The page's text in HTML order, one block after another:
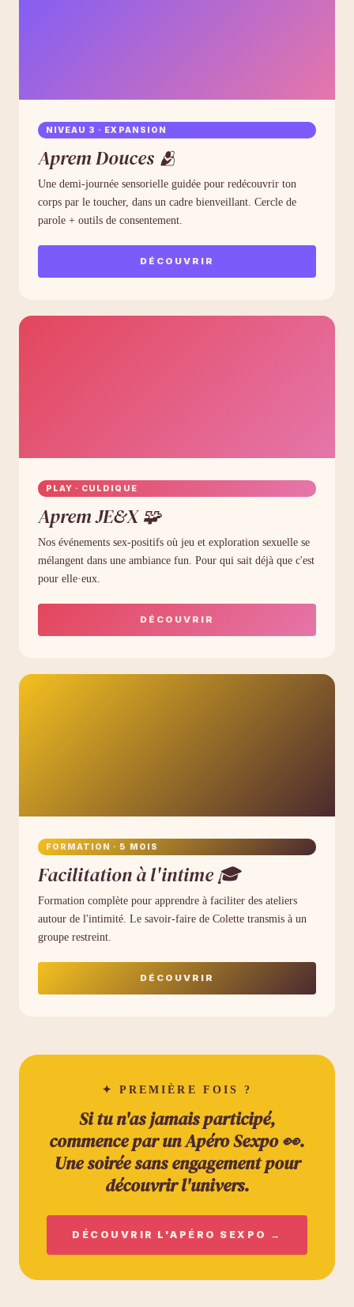
NIVEAU 3 · EXPANSION
Aprem Douces 🫂
Une demi-journée sensorielle guidée pour redécouvrir ton
corps par le toucher, dans un cadre bienveillant. Cercle de
parole + outils de consentement.
DÉCOUVRIR
PLAY · CULDIQUE
Aprem JE&X 🧩
Nos événements sex-positifs où jeu et exploration sexuelle se
mélangent dans une ambiance fun. Pour qui sait déjà que c'est
pour elle·eux.
DÉCOUVRIR
FORMATION · 5 MOIS
Facilitation à l'intime 🎓
Formation complète pour apprendre à faciliter des ateliers
autour de l'intimité. Le savoir-faire de Colette transmis à un
groupe restreint.
DÉCOUVRIR
✦ PREMIÈRE FOIS ?
Si tu n'as jamais participé,
commence par unApéro Sexpo 👀.
Une soirée sans engagement pour
découvrir l'univers.
DÉCOUVRIR L'APÉRO SEXPO →